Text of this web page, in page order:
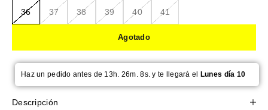
36 37 38 39 40 41
Agotado
Haz un pedido antes de 13h. 26m. 7s. y te llegará el Lunes día 10
Descripción